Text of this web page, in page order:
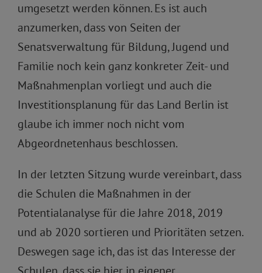
umgesetzt werden können. Es ist auch
anzumerken, dass von Seiten der
Senatsverwaltung für Bildung, Jugend und
Familie noch kein ganz konkreter Zeit- und
Maßnahmenplan vorliegt und auch die
Investitionsplanung für das Land Berlin ist
glaube ich immer noch nicht vom
Abgeordnetenhaus beschlossen.
In der letzten Sitzung wurde vereinbart, dass
die Schulen die Maßnahmen in der
Potentialanalyse für die Jahre 2018, 2019
und ab 2020 sortieren und Prioritäten setzen.
Deswegen sage ich, das ist das Interesse der